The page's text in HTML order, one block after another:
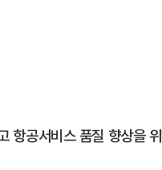
항공서비스 품질 향상을